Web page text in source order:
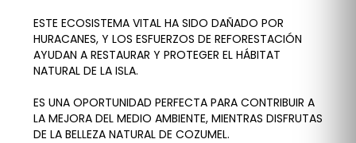
ESTE ECOSISTEMA VITAL HA SIDO DAÑADO POR
HURACANES, Y LOS ESFUERZOS DE REFORESTACIÓN
AYUDAN A RESTAURAR Y PROTEGER EL HÁBITAT
NATURAL DE LA ISLA.
ES UNA OPORTUNIDAD PERFECTA PARA CONTRIBUIR A
LA MEJORA DEL MEDIO AMBIENTE, MIENTRAS DISFRUTAS
DE LA BELLEZA NATURAL DE COZUMEL.